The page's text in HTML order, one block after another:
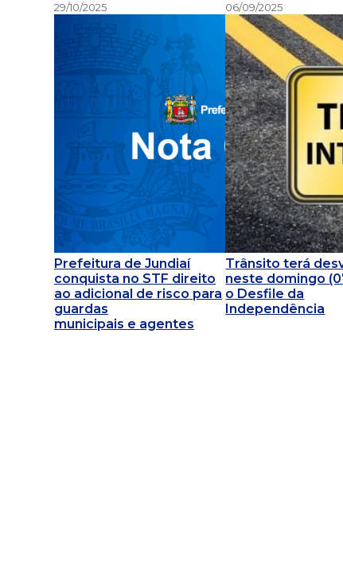
29/10/2025
Prefeitura de Jundiaí
conquista no STF direito
ao adicional de risco para
guardas
municipais e agentes
06/09/2025
Trânsito terá
neste domingo
o Desfile da
Independência